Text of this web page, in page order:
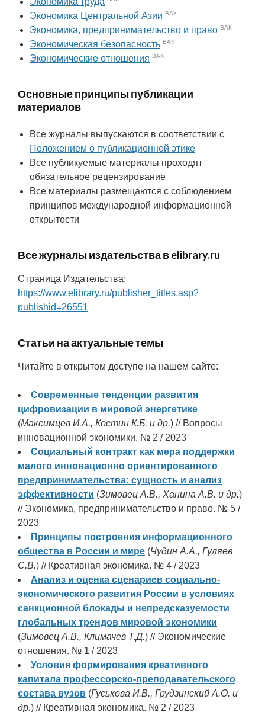
Экономика Центральной Азии ВАК
Экономика, предпринимательство и право ВАК
Экономическая безопасность ВАК
Экономические отношения ВАК
Основные принципы публикации
материалов
Все журналы выпускаются в соответствии с
Положением о публикационной этике
Все публикуемые материалы проходят
обязательное рецензирование
Все материалы размещаются с соблюдением
принципов международной информационной
открытости
Все журналы издательства в elibrary.ru
Страница Издательства:
https://www.elibrary.ru/publisher_titles.asp?
publishid=26551
Статьи на актуальные темы
Читайте в открытом доступе на нашем сайте:
Современные тенденции развития
цифровизации в мировой энергетике
(Максимцев И.А., Костин К.Б. и др.) // Вопросы
инновационной экономики. № 2 / 2023
Социальный контракт как мера поддержки
малого инновационно ориентированного
предпринимательства: сущность и анализ
эффективности (Зимовец А.В., Ханина А.В. и др.)
// Экономика, предпринимательство и право. № 5 /
2023
Принципы построения информационного
общества в России и мире (Чудин А.А., Гуляев
С.В.) // Креативная экономика. № 4 / 2023
Анализ и оценка сценариев социально-
экономического развития России в условиях
санкционной блокады и непредсказуемости
глобальных трендов мировой экономики
(Зимовец А.В., Климачев Т.Д.) // Экономические
отношения. № 1 / 2023
Условия формирования креативного
капитала профессорско-преподавательского
состава вузов (Гуськова И.В., Грудзинский А.О. и
др.) // Креативная экономика. № 2 / 2023